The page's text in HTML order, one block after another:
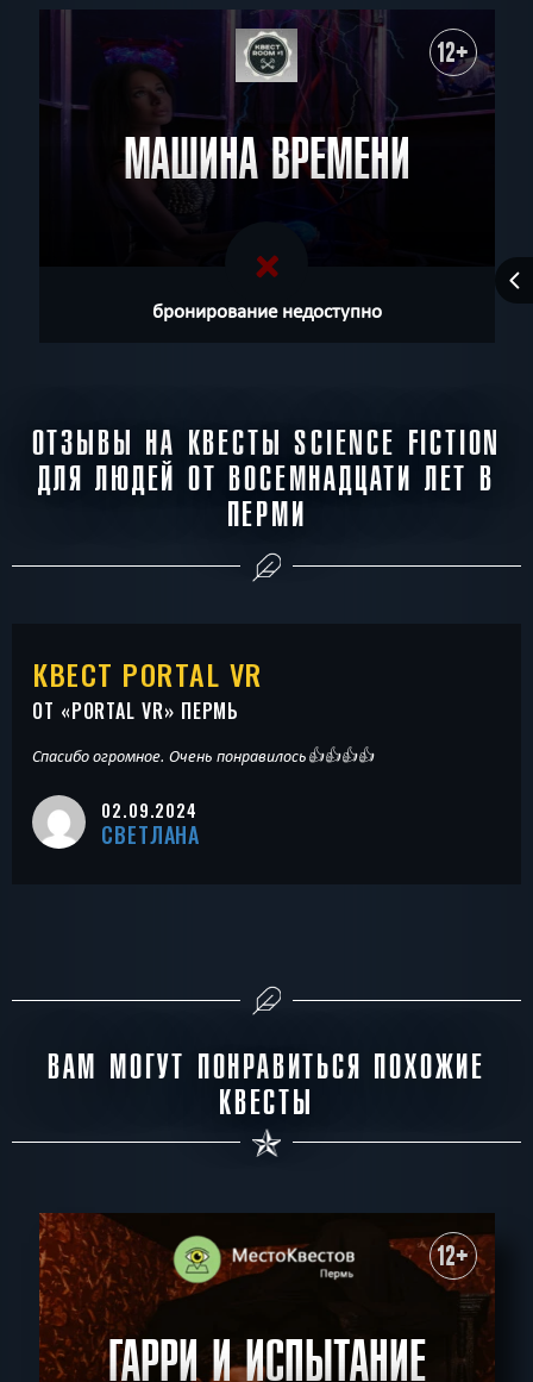
12+
МАШИНА ВРЕМЕНИ
бронирование недоступно
ОТЗЫВЫ НА КВЕСТЫ SCIENCE FICTION
ДЛЯ ЛЮДЕЙ ОТ ВОСЕМНАДЦАТИ ЛЕТ В
ПЕРМИ
КВЕСТ PORTAL VR
ОТ «PORTAL VR» ПЕРМЬ
Спасибо огромное. Очень понравилось👍👍👍👍
02.09.2024
СВЕТЛАНА
ВАМ МОГУТ ПОНРАВИТЬСЯ ПОХОЖИЕ
КВЕСТЫ
12+
ГАРРИ И ИСПЫТАНИЕ